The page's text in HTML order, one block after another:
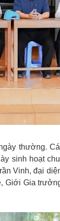
thường.
sinh hoạt
Vinh, đại
Gia